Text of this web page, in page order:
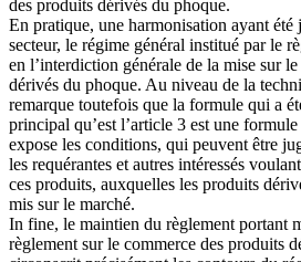
des produits dérivés du phoque.
En pratique, une harmonisation ayant été
secteur, le régime général institué par le
en l’interdiction générale de la mise sur
dérivés du phoque. Au niveau de la
remarque toutefois que la formule qui a
principal qu’est l’article 3 est une
expose les conditions, qui peuvent être
les requérantes et autres intéressés
ces produits, auxquelles les produits
mis sur le marché.
In fine, le maintien du règlement portant
règlement sur le commerce des produits